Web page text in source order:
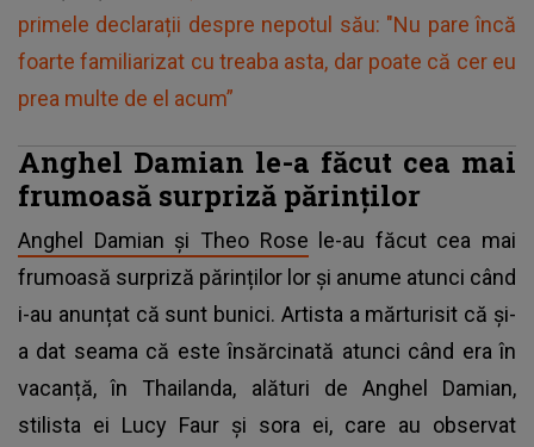
primele declarații despre nepotul său: "Nu pare încă
foarte familiarizat cu treaba asta, dar poate că cer eu
prea multe de el acum”
Anghel Damian le-a făcut cea mai
frumoasă surpriză părinților
Anghel Damian și Theo Rose le-au făcut cea mai
frumoasă surpriză părinților lor și anume atunci când
i-au anunțat că sunt bunici. Artista a mărturisit că și-
a dat seama că este însărcinată atunci când era în
vacanță, în Thailanda, alături de Anghel Damian,
stilista ei Lucy Faur și sora ei, care au observat